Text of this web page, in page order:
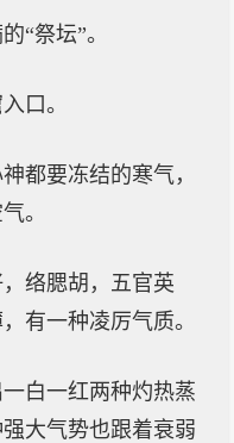
“祭坛”。
口。
都要冻结的寒气，
。
络腮胡，五官英
有一种凌厉气质。
白一红两种灼热蒸
大气势也跟着衰弱